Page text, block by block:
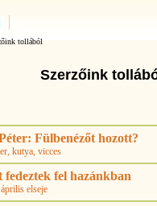
tollából
Szerzőink
Fülbenézőt hozott?
, kutya, vicces
fel hazánkban
elseje